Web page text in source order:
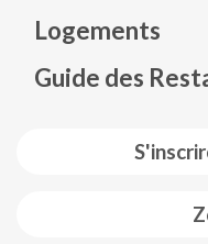
Logements
Guide des